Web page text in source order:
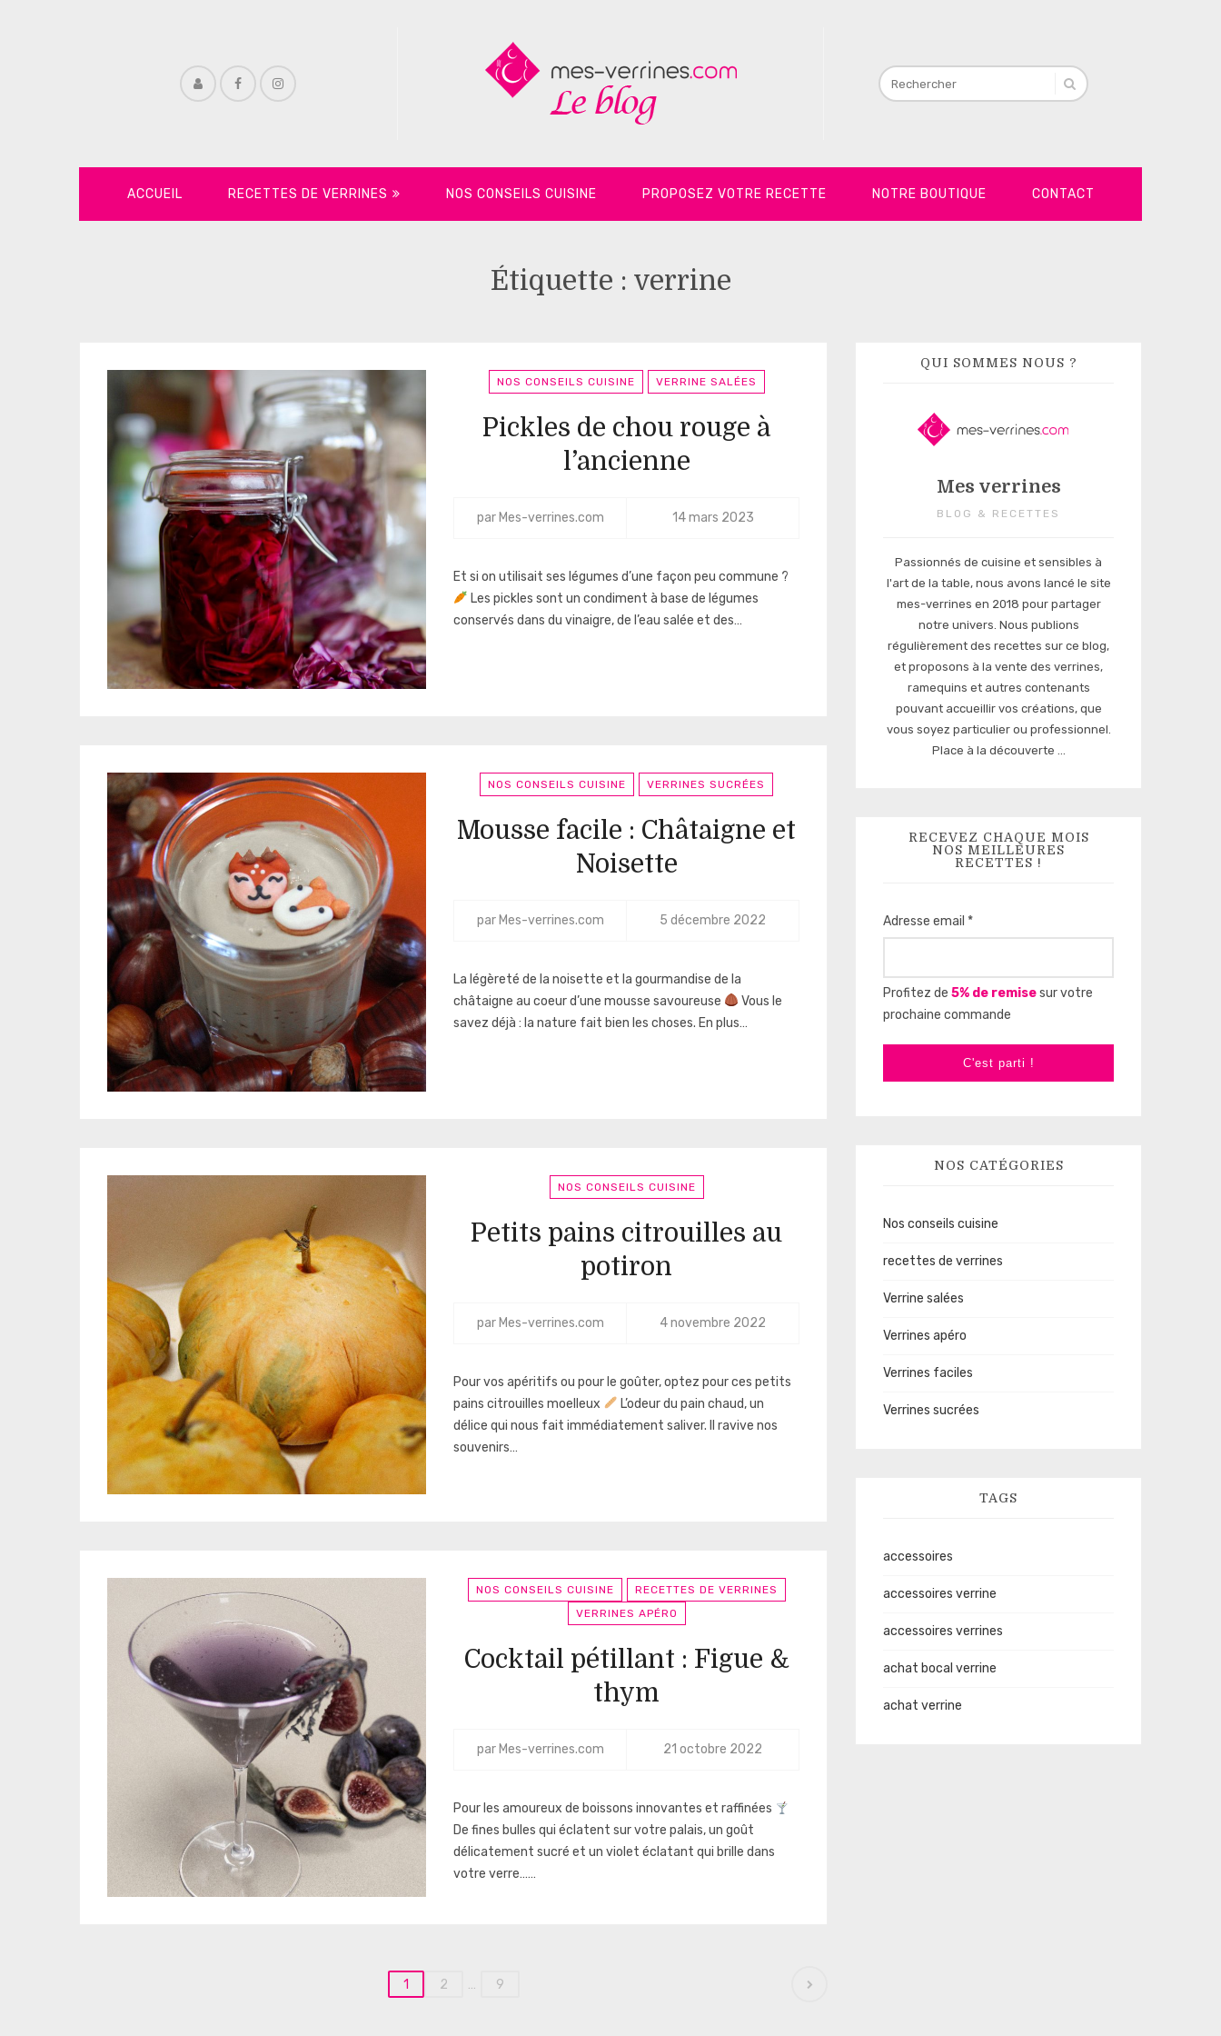
ACCUEIL RECETTES DE VERRINES NOS CONSEILS CUISINE PROPOSEZ VOTRE RECETTE NOTRE BOUTIQUE CONTACT
Étiquette : verrine
NOS CONSEILS CUISINE VERRINE SALÉES
Pickles de chou rouge à
l’ancienne
par Mes-verrines.com 14 mars 2023
Et si on utilisait ses légumes d’une façon peu commune ?
Les pickles sont un condiment à base de légumes
conservés dans du vinaigre, de l’eau salée et des…
NOS CONSEILS CUISINE VERRINES SUCRÉES
Mousse facile : Châtaigne et
Noisette
par Mes-verrines.com 5 décembre 2022
La légèreté de la noisette et la gourmandise de la
châtaigne au coeur d’une mousse savoureuse
Vous le
savez déjà : la nature fait bien les choses. En plus…
NOS CONSEILS CUISINE
Petits pains citrouilles au
potiron
par Mes-verrines.com 4 novembre 2022
Pour vos apéritifs ou pour le goûter, optez pour ces petits
pains citrouilles moelleux
L’odeur du pain chaud, un
délice qui nous fait immédiatement saliver. Il ravive nos
souvenirs…
NOS CONSEILS CUISINE
RECETTES DE VERRINES
VERRINES APÉRO
Cocktail pétillant : Figue &
thym
par Mes-verrines.com 21 octobre 2022
Pour les amoureux de boissons innovantes et raffinées
De fines bulles qui éclatent sur votre palais, un goût
délicatement sucré et un violet éclatant qui brille dans
votre verre……
1 2 … 9
QUI SOMMES NOUS ?
Mes verrines
BLOG & RECETTES
Passionnés de cuisine et sensibles à
l'art de la table, nous avons lancé le site
mes-verrines en 2018 pour partager
notre univers. Nous publions
régulièrement des recettes sur ce blog,
et proposons à la vente des verrines,
ramequins et autres contenants
pouvant accueillir vos créations, que
vous soyez particulier ou professionnel.
Place à la découverte ...
RECEVEZ CHAQUE MOIS
NOS MEILLEURES
RECETTES !
Adresse email *
Profitez de5% de remisesur votre
prochaine commande
C'est parti !
NOS CATÉGORIES
Nos conseils cuisine
recettes de verrines
Verrine salées
Verrines apéro
Verrines faciles
Verrines sucrées
TAGS
accessoires
accessoires verrine
accessoires verrines
achat bocal verrine
achat verrine